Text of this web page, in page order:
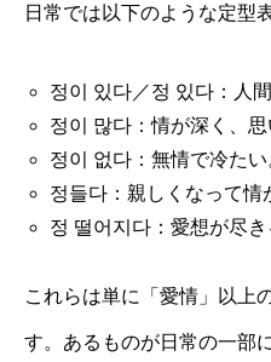
日常では以下のような定型
정이 있다／정 있다：人
정이 많다：情が深く、思
정이 없다：無情で冷たい
정들다：親しくなって情
정 떨어지다：愛想が尽き
これらは単に「愛情」以上
す。あるものが日常の一部